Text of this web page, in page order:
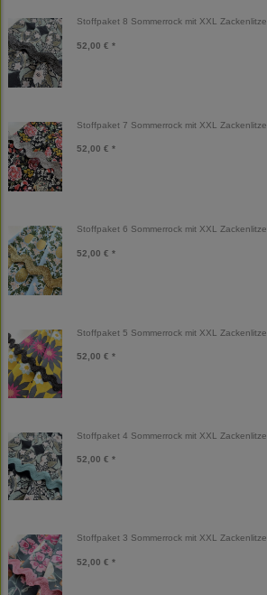
Stoffpaket 8 Sommerrock mit XXL Zackenlitze
52,00 € *
Stoffpaket 7 Sommerrock mit XXL Zackenlitze
52,00 € *
Stoffpaket 6 Sommerrock mit XXL Zackenlitze
52,00 € *
Stoffpaket 5 Sommerrock mit XXL Zackenlitze
52,00 € *
Stoffpaket 4 Sommerrock mit XXL Zackenlitze
52,00 € *
Stoffpaket 3 Sommerrock mit XXL Zackenlitze
52,00 € *